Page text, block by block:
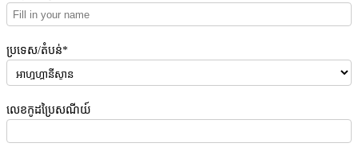
ប្រទេស/តំបន់*
លេខកូដប្រៃសណីយ៍